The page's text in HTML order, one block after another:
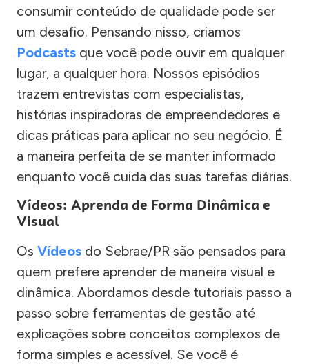
consumir conteúdo de qualidade pode ser
um desafio. Pensando nisso, criamos
Podcasts que você pode ouvir em qualquer
lugar, a qualquer hora. Nossos episódios
trazem entrevistas com especialistas,
histórias inspiradoras de empreendedores e
dicas práticas para aplicar no seu negócio. É
a maneira perfeita de se manter informado
enquanto você cuida das suas tarefas diárias.
Vídeos: Aprenda de Forma Dinâmica e
Visual
Os Vídeos do Sebrae/PR são pensados para
quem prefere aprender de maneira visual e
dinâmica. Abordamos desde tutoriais passo a
passo sobre ferramentas de gestão até
explicações sobre conceitos complexos de
forma simples e acessível. Se você é